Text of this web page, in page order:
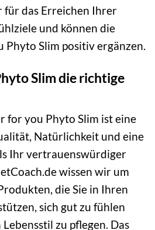
für das Erreichen Ihrer
und können die
Slim positiv ergänzen.
Slim die richtige
for you Phyto Slim ist eine
Natürlichkeit und eine
Ihr vertrauenswürdiger
wissen wir um
die Sie in Ihren
sich gut zu fühlen
zu pflegen. Das